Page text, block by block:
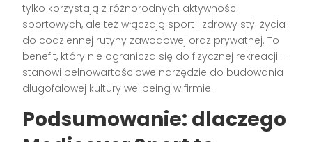
tylko korzystają z różnorodnych aktywności
sportowych, ale też włączają sport i zdrowy styl życia
do codziennej rutyny zawodowej oraz prywatnej. To
benefit, który nie ogranicza się do fizycznej rekreacji –
stanowi pełnowartościowe narzędzie do budowania
długofalowej kultury wellbeing w firmie.
Podsumowanie: dlaczego